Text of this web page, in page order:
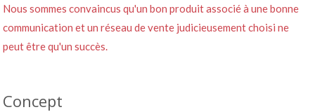
Nous sommes convaincus qu'un bon produit associé à une bonne
communication et un réseau de vente judicieusement choisi ne
peut être qu'un succès.
Concept